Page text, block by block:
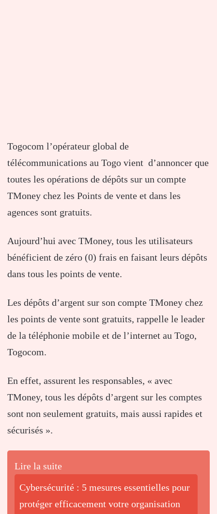
Togocom l’opérateur global de
télécommunications au Togo vient d’annoncer que
toutes les opérations de dépôts sur un compte
TMoney chez les Points de vente et dans les
agences sont gratuits.
Aujourd’hui avec TMoney, tous les utilisateurs
bénéficient de zéro (0) frais en faisant leurs dépôts
dans tous les points de vente.
Les dépôts d’argent sur son compte TMoney chez
les points de vente sont gratuits, rappelle le leader
de la téléphonie mobile et de l’internet au Togo,
Togocom.
En effet, assurent les responsables, « avec
TMoney, tous les dépôts d’argent sur les comptes
sont non seulement gratuits, mais aussi rapides et
sécurisés ».
Lire la suite
Cybersécurité : 5 mesures essentielles pour
protéger efficacement votre organisation